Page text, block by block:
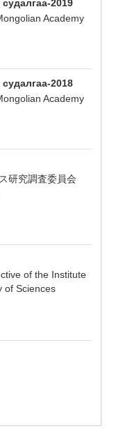
2019
Academy
2018
Academy
研究調査委員会
of the Institute
of Sciences